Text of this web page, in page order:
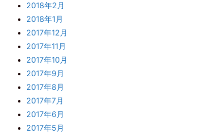
2018年2月
2018年1月
2017年12月
2017年11月
2017年10月
2017年9月
2017年8月
2017年7月
2017年6月
2017年5月